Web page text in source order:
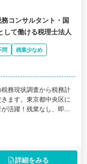
コンサルタント・国
して働ける税理士法人
問
残業少なめ
務現状調査から税務計
ます。東京都中央区に
活躍！残業なし、即戦
詳細をみる